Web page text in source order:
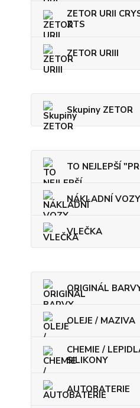
ZETOR URII
ZTS
ZETOR URIII
Skupiny ZETOR
TO NEJLEPŠÍ
NÁKLADNÍ
VLEČKA
ORIGINÁL
OLEJE / MAZIVA
CHEMIE /
SILIKONY
AUTOBATERIE